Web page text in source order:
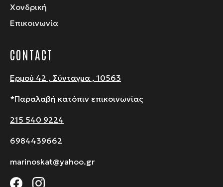
Χονδρική
Επικοινωνία
CONTACT
Ερμού 42 , Σύνταγμα , 10563
*Παραλαβή κατόπιν επικοινωνίας
215 540 9224
6984439662
marinoskat@yahoo.gr